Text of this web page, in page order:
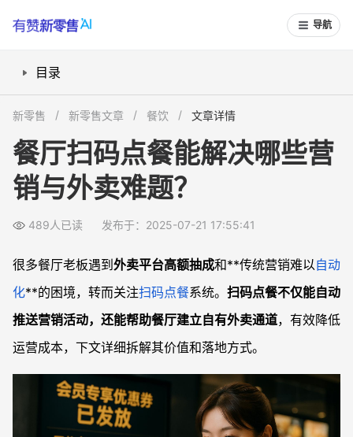
导航
目录
扫码点餐能如何助力客户增长和分享裂变？
餐厅如何用扫码点餐推动精准会员运营？
扫码点餐系统能完全替代外卖平台吗？
扫码点餐会员管理安全吗？
新零售 新零售文章 餐饮 文章详情
餐厅扫码点餐能解决哪些营
销与外卖难题？
489人已读 发布于：2025-07-21 17:55:41
很多餐厅老板遇到 外卖平台高额抽成和**传统营销难以自动
化**的困境，转而关注扫码点餐系统。 扫码点餐不仅能自动
推送营销活动，还能帮助餐厅建立自有外卖通道，有效降低
运营成本，下文详细拆解其价值和落地方式。